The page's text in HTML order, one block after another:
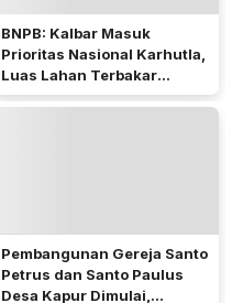
BNPB: Kalbar Masuk
Prioritas Nasional Karhutla,
Luas Lahan Terbakar
Peringkat Keempat
Pembangunan Gereja Santo
Petrus dan Santo Paulus
Desa Kapur Dimulai,